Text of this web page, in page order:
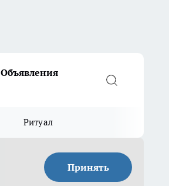
Объявления
Ритуал
Принять